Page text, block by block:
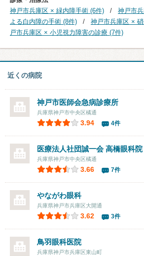
神戸市兵庫区 × 緑内障手術 (6件)
神戸市
よる白内障の手術 (8件)
神戸市兵庫区 ×
戸市兵庫区 × 小児視力障害の診療 (7件)
近くの病院
神戸市医師会急病診療所
兵庫県神戸市中央区橘通
3.94 4件
医療法人社団誠一会 高橋眼科院
兵庫県神戸市中央区橘通
3.66 7件
やながわ眼科
兵庫県神戸市兵庫区大開通
3.62 3件
鳥羽眼科医院
兵庫県神戸市兵庫区東山町